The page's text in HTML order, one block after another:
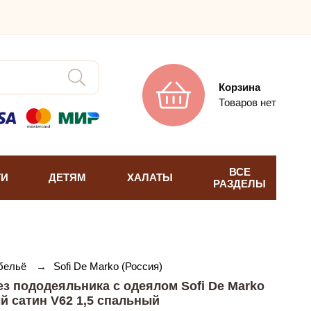
Корзина
Товаров нет
ДЕТЯМ ХАЛАТЫ
ВСЕ
РАЗДЕЛЫ
→ Sofi De Marko (Россия)
пододеяльника с одеялом Sofi De Marko
V62 1,5 спальный